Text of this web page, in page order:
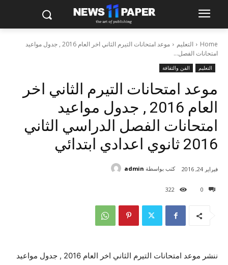
Home التعليم
موعد امتحانات التيرم الثاني اخر العام 2016 , جدول مواعيد
امتحانات الفصل...
التعليم الفن والثقافة
موعد امتحانات التيرم الثاني اخر
العام 2016 , جدول مواعيد
امتحانات الفصل الدراسي الثاني
2016 ثانوي اعدادي ابتدائي
0
322
فبراير 24, 2016 كتب بواسطة admin
ننشر موعد امتحانات التيرم الثاني اخر العام 2016 , جدول مواعيد